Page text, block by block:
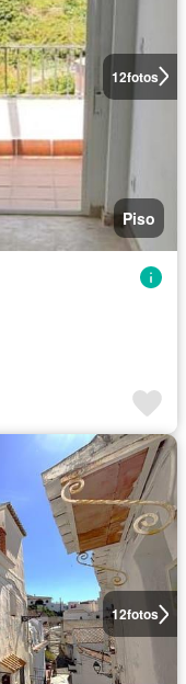
12fotos
Piso
12fotos